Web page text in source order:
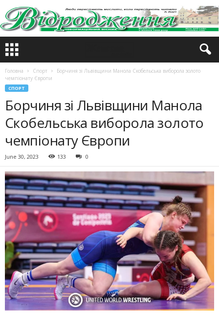
Головна Спорт
Борчиня зі Львівщини Манола Скобельська виборола золото
чемпіонату Європи
СПОРТ
Борчиня зі Львівщини Манола
Скобельська виборола золото
чемпіонату Європи
June 30, 2023 133 0